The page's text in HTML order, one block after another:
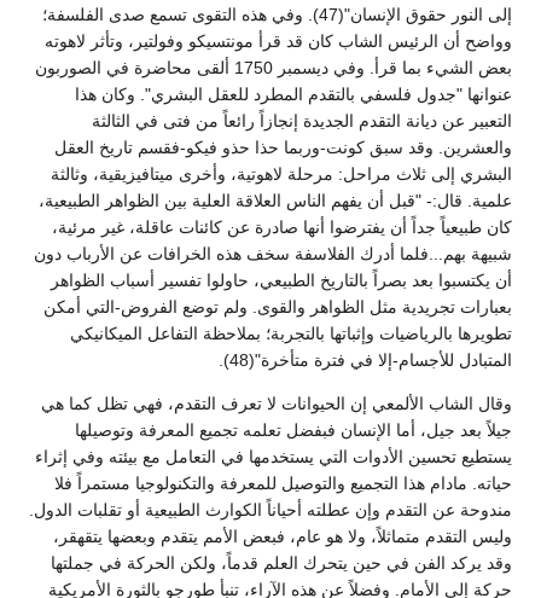
إلى النور حقوق الإنسان"(47). وفي هذه التقوى تسمع صدى الفلسفة؛
وواضح أن الرئيس الشاب كان قد قرأ مونتسيكو وفولتير، وتأثر لاهوته
بعض الشيء بما قرأ. وفي ديسمبر 1750 ألقى محاضرة في الصوربون
عنوانها "جدول فلسفي بالتقدم المطرد للعقل البشري". وكان هذا
التعبير عن ديانة التقدم الجديدة إنجازاً رائعاً من فتى في الثالثة
والعشرين. وقد سبق كونت-وربما حذا حذو فيكو-فقسم تاريخ العقل
البشري إلى ثلاث مراحل: مرحلة لاهوتية، وأخرى ميتافيزيقية، وثالثة
علمية. قال:- "قبل أن يفهم الناس العلاقة العلية بين الظواهر الطبيعية،
كان طبيعياً جداً أن يفترضوا أنها صادرة عن كائنات عاقلة، غير مرئية،
شبيهة بهم...فلما أدرك الفلاسفة سخف هذه الخرافات عن الأرباب دون
أن يكتسبوا بعد بصراً بالتاريخ الطبيعي، حاولوا تفسير أسباب الظواهر
بعبارات تجريدية مثل الظواهر والقوى. ولم توضع الفروض-التي أمكن
تطويرها بالرياضيات وإثباتها بالتجربة؛ بملاحظة التفاعل الميكانيكي
المتبادل للأجسام-إلا في فترة متأخرة"(48).
وقال الشاب الألمعي إن الحيوانات لا تعرف التقدم، فهي تظل كما هي
جيلاً بعد جيل، أما الإنسان فبفضل تعلمه تجميع المعرفة وتوصيلها
يستطيع تحسين الأدوات التي يستخدمها في التعامل مع بيئته وفي إثراء
حياته. مادام هذا التجميع والتوصيل للمعرفة والتكنولوجيا مستمراً فلا
مندوحة عن التقدم وإن عطلته أحياناً الكوارث الطبيعية أو تقلبات الدول.
وليس التقدم متماثلاً، ولا هو عام، فبعض الأمم يتقدم وبعضها يتقهقر،
وقد يركد الفن في حين يتحرك العلم قدماً، ولكن الحركة في جملتها
حركة إلى الأمام. وفضلاً عن هذه الآراء، تنبأ طورجو بالثورة الأمريكية